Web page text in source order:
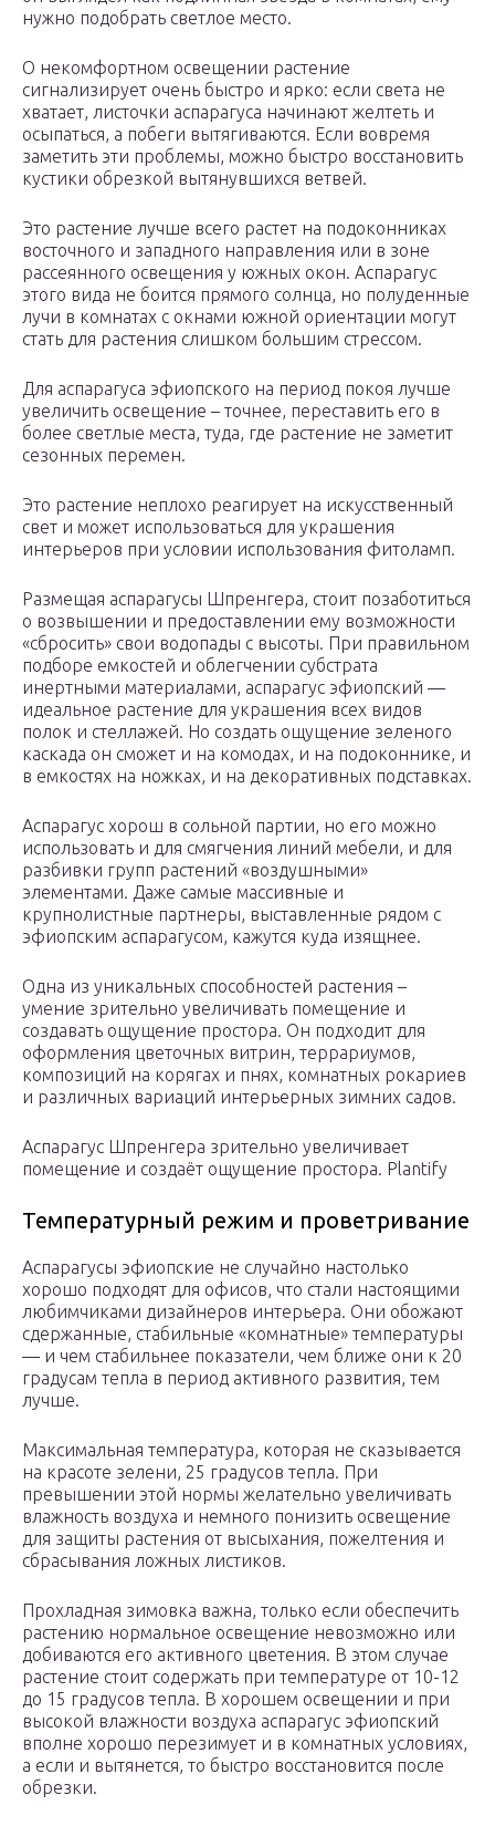
нужно подобрать светлое место.
О некомфортном освещении растение
сигнализирует очень быстро и ярко: если света не
хватает, листочки аспарагуса начинают желтеть и
осыпаться, а побеги вытягиваются. Если вовремя
заметить эти проблемы, можно быстро восстановить
кустики обрезкой вытянувшихся ветвей.
Это растение лучше всего растет на подоконниках
восточного и западного направления или в зоне
рассеянного освещения у южных окон. Аспарагус
этого вида не боится прямого солнца, но полуденные
лучи в комнатах с окнами южной ориентации могут
стать для растения слишком большим стрессом.
Для аспарагуса эфиопского на период покоя лучше
увеличить освещение – точнее, переставить его в
более светлые места, туда, где растение не заметит
сезонных перемен.
Это растение неплохо реагирует на искусственный
свет и может использоваться для украшения
интерьеров при условии использования фитоламп.
Размещая аспарагусы Шпренгера, стоит позаботиться
о возвышении и предоставлении ему возможности
«сбросить» свои водопады с высоты. При правильном
подборе емкостей и облегчении субстрата
инертными материалами, аспарагус эфиопский —
идеальное растение для украшения всех видов
полок и стеллажей. Но создать ощущение зеленого
каскада он сможет и на комодах, и на подоконнике, и
в емкостях на ножках, и на декоративных подставках.
Аспарагус хорош в сольной партии, но его можно
использовать и для смягчения линий мебели, и для
разбивки групп растений «воздушными»
элементами. Даже самые массивные и
крупнолистные партнеры, выставленные рядом с
эфиопским аспарагусом, кажутся куда изящнее.
Одна из уникальных способностей растения –
умение зрительно увеличивать помещение и
создавать ощущение простора. Он подходит для
оформления цветочных витрин, террариумов,
композиций на корягах и пнях, комнатных рокариев
и различных вариаций интерьерных зимних садов.
Аспарагус Шпренгера зрительно увеличивает
помещение и создаёт ощущение простора. Plantify
Температурный режим и проветривание
Аспарагусы эфиопские не случайно настолько
хорошо подходят для офисов, что стали настоящими
любимчиками дизайнеров интерьера. Они обожают
сдержанные, стабильные «комнатные» температуры
— и чем стабильнее показатели, чем ближе они к 20
градусам тепла в период активного развития, тем
лучше.
Максимальная температура, которая не сказывается
на красоте зелени, 25 градусов тепла. При
превышении этой нормы желательно увеличивать
влажность воздуха и немного понизить освещение
для защиты растения от высыхания, пожелтения и
сбрасывания ложных листиков.
Прохладная зимовка важна, только если обеспечить
растению нормальное освещение невозможно или
добиваются его активного цветения. В этом случае
растение стоит содержать при температуре от 10-12
до 15 градусов тепла. В хорошем освещении и при
высокой влажности воздуха аспарагус эфиопский
вполне хорошо перезимует и в комнатных условиях,
а если и вытянется, то быстро восстановится после
обрезки.